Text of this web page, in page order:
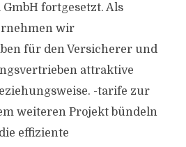
fortgesetzt. Als
wir
für den Versicherer und
attraktive
-tarife zur
weiteren Projekt bündeln
effiziente